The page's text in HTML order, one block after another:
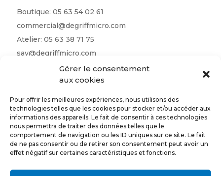
Gérer le consentement
aux cookies
Pour offrir les meilleures expériences, nous utilisons des
technologies telles que les cookies pour stocker et/ou accéder aux
informations des appareils. Le fait de consentir à ces technologies
nous permettra de traiter des données telles que le
comportement de navigation ou les ID uniques sur ce site. Le fait
de ne pas consentir ou de retirer son consentement peut avoir un
effet négatif sur certaines caractéristiques et fonctions.
Boutique: 05 63 54 02 61
commercial@degriffmicro.com
Atelier: 05 63 38 71 75
sav@degriffmicro.com
albi@degriffmicro.com
16 Avenue de Garban 81990 Puygouzon
Suivez-nous
CONTACTEZ-NOUS